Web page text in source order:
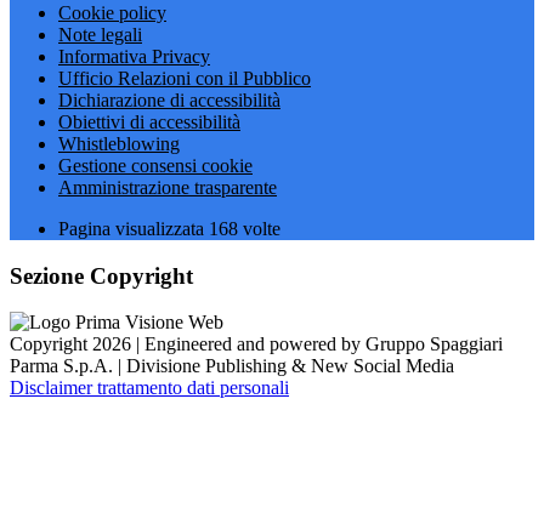
Cookie policy
Note legali
Informativa Privacy
Ufficio Relazioni con il Pubblico
Dichiarazione di accessibilità
Obiettivi di accessibilità
Whistleblowing
Gestione consensi cookie
Amministrazione trasparente
Pagina visualizzata 168 volte
Sezione Copyright
Copyright 2026 | Engineered and powered by Gruppo Spaggiari
Parma S.p.A. | Divisione Publishing & New Social Media
Disclaimer trattamento dati personali